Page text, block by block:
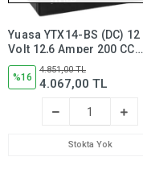
Yuasa YTX14-BS (DC) 12
Volt 12,6 Amper 200 CCA
Bakım Gerektirmeyen
Motosiklet Aküsü,ytx14bs
%16
4.851,00 TL
4.067,00 TL
Stokta Yok